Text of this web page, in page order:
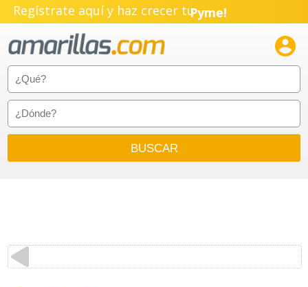
Regístrate aquí y haz crecer tuPyme!
Emprendimiento!
